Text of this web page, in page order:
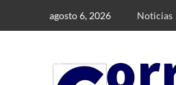
agosto 6, 2026 Noticias